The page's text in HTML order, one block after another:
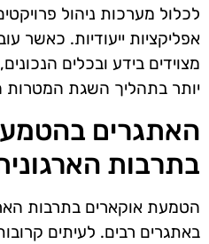
לכלול מערכות ניהול
אפליקציות ייעודיות. כאשר
מצוידים בידע ובכלים
יותר בתהליך השגת המטרות
האתגרים
בתרבות
הטמעת אוקארים בתרבות
באתגרים רבים. לעיתים